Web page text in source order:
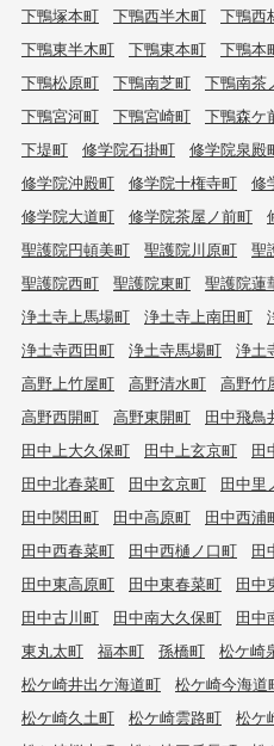
下鴨塚本町
下鴨西半木町 下鴨西
下鴨東半木町
下鴨東本町 下鴨本
下鴨松原町
下鴨南芝町 下鴨南茶
下鴨宮河町
下鴨宮崎町 下鴨森ケ
下堤町
修学院石掛町 修学院泉殿
修学院沖殿町
修学院十権寺町 修
修学院大道町
修学院茶屋ノ前町
聖護院円頓美町
聖護院川原町 聖
聖護院西町
聖護院東町 聖護院蓮
浄土寺上馬場町
浄土寺上南田町
浄土寺西田町
浄土寺馬場町 浄土
高野上竹屋町
高野清水町 高野竹
高野西開町
高野東開町 田中飛鳥
田中上大久保町
田中上玄京町 田
田中北春菜町
田中玄京町 田中里
田中関田町
田中高原町 田中西浦
田中西春菜町
田中西樋ノ口町 田
田中東高原町
田中東春菜町 田中
田中古川町
田中南大久保町 田中
東丸太町
福本町 孫橋町 松ケ崎
松ケ崎井出ケ海道町
松ケ崎今海道
松ケ崎久土町
松ケ崎雲路町 松ケ